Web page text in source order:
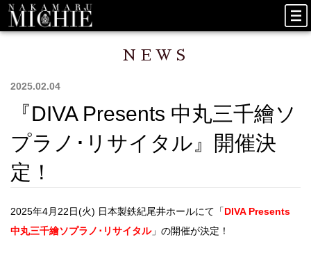
NEWS
2025.02.04
『DIVA Presents 中丸三千繪ソ
プラノ･リサイタル』開催決
定！
2025年4月22日(火) 日本製鉄紀尾井ホールにて「DIVA Presents
中丸三千繪ソプラノ･リサイタル」の開催が決定！